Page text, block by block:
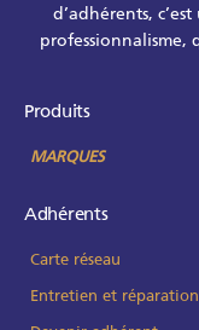
d’adhérents,
professionnalisme,
Produits
MARQUES
Adhérents
Carte réseau
Entretien et réparation